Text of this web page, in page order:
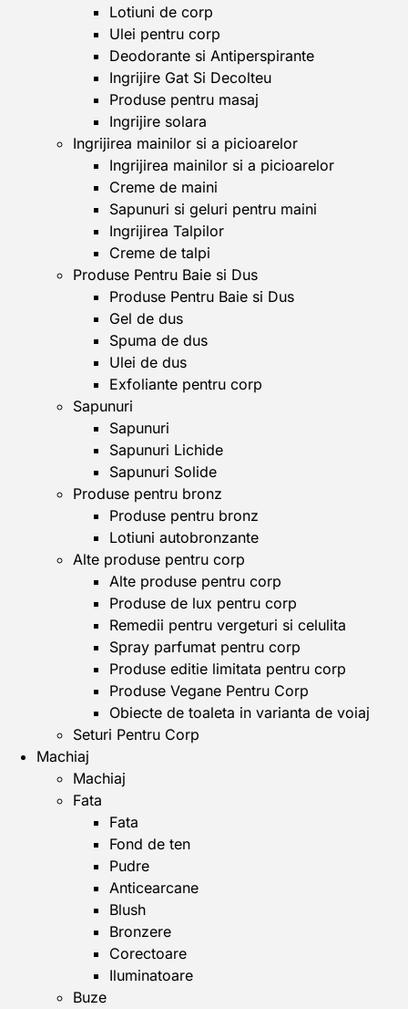
Lotiuni de corp
Ulei pentru corp
Deodorante si Antiperspirante
Ingrijire Gat Si Decolteu
Produse pentru masaj
Ingrijire solara
Ingrijirea mainilor si a picioarelor
Ingrijirea mainilor si a picioarelor
Creme de maini
Sapunuri si geluri pentru maini
Ingrijirea Talpilor
Creme de talpi
Produse Pentru Baie si Dus
Produse Pentru Baie si Dus
Gel de dus
Spuma de dus
Ulei de dus
Exfoliante pentru corp
Sapunuri
Sapunuri
Sapunuri Lichide
Sapunuri Solide
Produse pentru bronz
Produse pentru bronz
Lotiuni autobronzante
Alte produse pentru corp
Alte produse pentru corp
Produse de lux pentru corp
Remedii pentru vergeturi si celulita
Spray parfumat pentru corp
Produse editie limitata pentru corp
Produse Vegane Pentru Corp
Obiecte de toaleta in varianta de voiaj
Seturi Pentru Corp
Machiaj
Machiaj
Fata
Fata
Fond de ten
Pudre
Anticearcane
Blush
Bronzere
Corectoare
Iluminatoare
Buze